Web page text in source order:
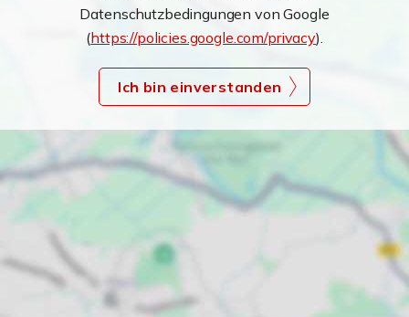
Datenschutzbedingungen von Google
(https://policies.google.com/privacy).
Ich bin einverstanden